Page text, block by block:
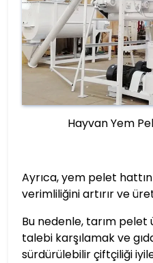
Hayvan Yem
Ayrıca, yem pelet
verimliliğini artırır ve
Bu nedenle, tarım
talebi karşılamak ve
sürdürülebilir çiftçiliği